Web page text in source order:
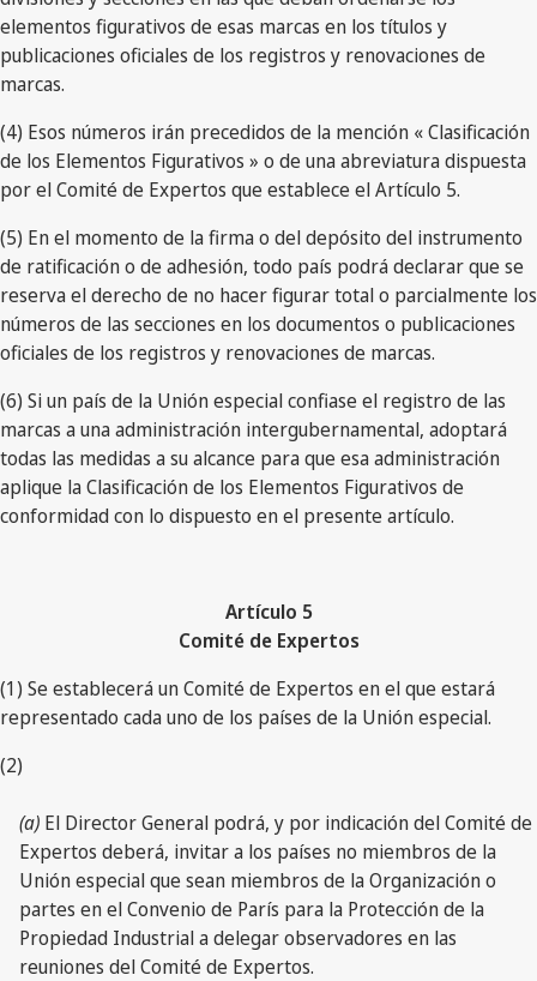
elementos figurativos de esas marcas en los títulos y
publicaciones oficiales de los registros y renovaciones de
marcas.
(4) Esos números irán precedidos de la mención « Clasificación
de los Elementos Figurativos » o de una abreviatura dispuesta
por el Comité de Expertos que establece el Artículo 5.
(5) En el momento de la firma o del depósito del instrumento
de ratificación o de adhesión, todo país podrá declarar que se
reserva el derecho de no hacer figurar total o parcialmente los
números de las secciones en los documentos o publicaciones
oficiales de los registros y renovaciones de marcas.
(6) Si un país de la Unión especial confiase el registro de las
marcas a una administración intergubernamental, adoptará
todas las medidas a su alcance para que esa administración
aplique la Clasificación de los Elementos Figurativos de
conformidad con lo dispuesto en el presente artículo.
Artículo 5
Comité de Expertos
(1) Se establecerá un Comité de Expertos en el que estará
representado cada uno de los países de la Unión especial.
(2)
(a) El Director General podrá, y por indicación del Comité de
Expertos deberá, invitar a los países no miembros de la
Unión especial que sean miembros de la Organización o
partes en el Convenio de París para la Protección de la
Propiedad Industrial a delegar observadores en las
reuniones del Comité de Expertos.